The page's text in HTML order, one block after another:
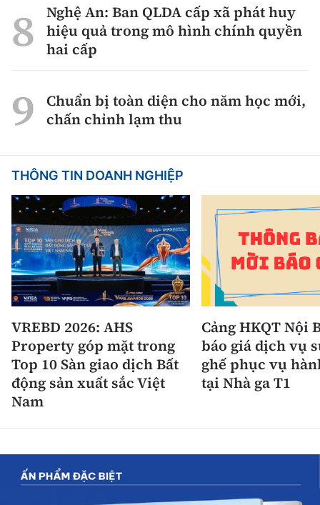
Nghệ An: Ban QLDA cấp xã phát huy
hiệu quả trong mô hình chính quyền
hai cấp
Chuẩn bị toàn diện cho năm học mới,
chấn chỉnh lạm thu
THÔNG TIN DOANH NGHIỆP
VREBD 2026: AHS
Property góp mặt trong
Top 10 Sàn giao dịch Bất
động sản xuất sắc Việt
Nam
Cảng HKQT Nội
báo giá dịch vụ
ghế phục vụ
tại Nhà ga T1